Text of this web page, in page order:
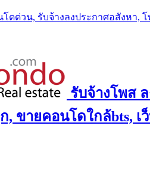
ดด่วน, รับจ้างลงประกาศอสังหา,
รับจ้างโพส
, ขายคอนโดใกล้bts,